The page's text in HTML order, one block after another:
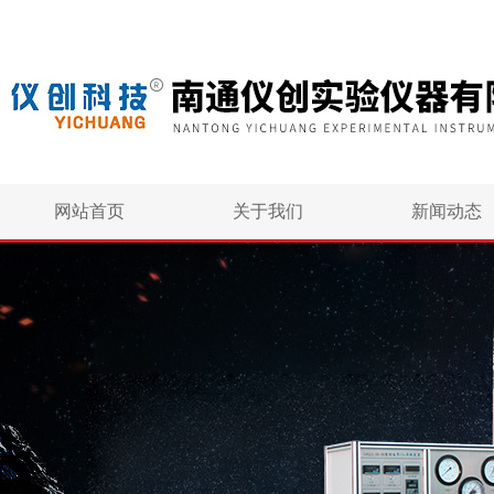
网站首页 关于我们 新闻动态